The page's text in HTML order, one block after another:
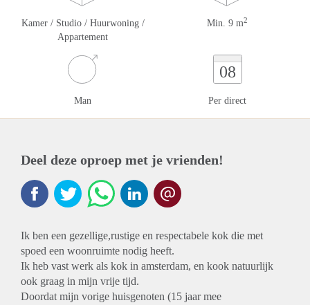
Kamer / Studio / Huurwoning /
Appartement
Min. 9 m2
Man
08
Per direct
Deel deze oproep met je vrienden!
Ik ben een gezellige,rustige en respectabele kok die met
spoed een woonruimte nodig heeft.
Ik heb vast werk als kok in amsterdam, en kook natuurlijk
ook graag in mijn vrije tijd.
Doordat mijn vorige huisgenoten (15 jaar mee